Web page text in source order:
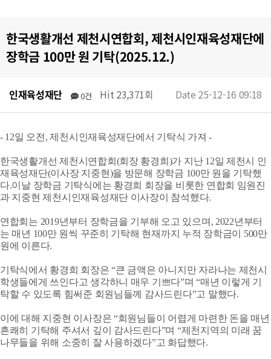
한국생활개선 제천시연합회, 제천시인재육성재단에
장학금 100만 원 기탁(2025.12.)
인재육성재단 0건 Hit 23,371회 Date 25-12-16 09:18
- 12일 오전, 제천시인재육성재단에서 기탁식 가져 -
한국생활개선 제천시연합회(회장 황경희)가 지난 12일 제천시 인
재육성재단(이사장 지중현)을 방문해 장학금 100만 원을 기탁했
다.이날 장학금 기탁식에는 황경희 회장을 비롯한 연합회 임원진
과 지중현 제천시인재육성재단 이사장이 참석했다.
연합회는 2019년부터 장학금을 기부해 오고 있으며, 2022년부터
는 매년 100만 원씩 꾸준히 기탁해 현재까지 누적 장학금이 500만
원에 이른다.
기탁식에서 황경희 회장은 “큰 금액은 아니지만 자라나는 제천시
학생들에게 쓰인다고 생각하니 매우 기쁘다”며 “매년 이렇게 기
탁할 수 있도록 힘써준 회원님들께 감사드린다”고 말했다.
이에 대해 지중현 이사장은 “회원님들이 어렵게 마련한 돈을 매년
흔쾌히 기탁해 주셔서 깊이 감사드린다”며 “제천지역의 미래 꿈
나무들을 위해 소중히 잘 사용하겠다”고 화답했다.